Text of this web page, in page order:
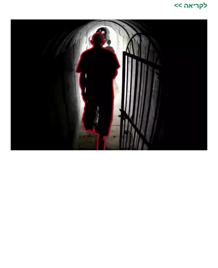
לקריאה >>